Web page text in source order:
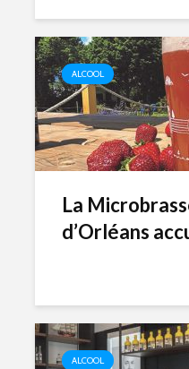
ALCOOL
La
d’Orléans
ALCOOL